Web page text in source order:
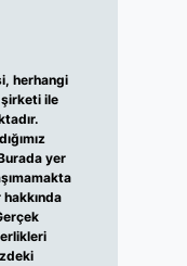
herhangi
ile
yer